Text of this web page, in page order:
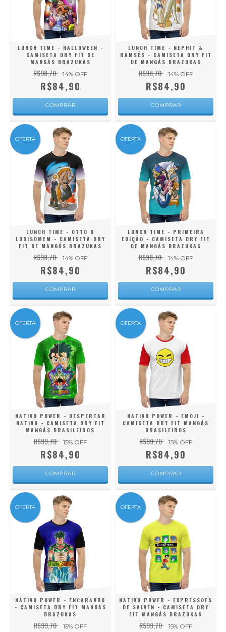
LUNCH TIME - HALLOWEEN -
CAMISETA DRY FIT DE
MANGÁS BRAZUKAS
R$98,70 14% OFF
R$84,90
COMPRAR
LUNCH TIME - NEPHIT &
RAMSÉS - CAMISETA DRY FIT
DE MANGÁS BRAZUKAS
R$98,70 14% OFF
R$84,90
COMPRAR
OFERTA
LUNCH TIME - OTTO O
LOBISOMEM - CAMISETA DRY
FIT DE MANGÁS BRAZUKAS
R$98,70 14% OFF
R$84,90
COMPRAR
OFERTA
LUNCH TIME - PRIMEIRA
EDIÇÃO - CAMISETA DRY FIT
DE MANGÁS BRAZUKAS
R$98,70 14% OFF
R$84,90
COMPRAR
OFERTA
NATIVO POWER - DESPERTAR
NATIVO - CAMISETA DRY FIT
MANGÁS BRASILEIROS
R$99,70 15% OFF
R$84,90
COMPRAR
OFERTA
NATIVO POWER - EMOJI -
CAMISETA DRY FIT MANGÁS
BRASILEIROS
R$99,70 15% OFF
R$84,90
COMPRAR
OFERTA
NATIVO POWER - ENCARANDO
- CAMISETA DRY FIT MANGÁS
BRAZUKAS
R$99,70 15% OFF
OFERTA
NATIVO POWER - EXPRESSÕES
DE SALVEN - CAMISETA DRY
FIT MANGÁS BRAZUKAS
R$99,70 15% OFF